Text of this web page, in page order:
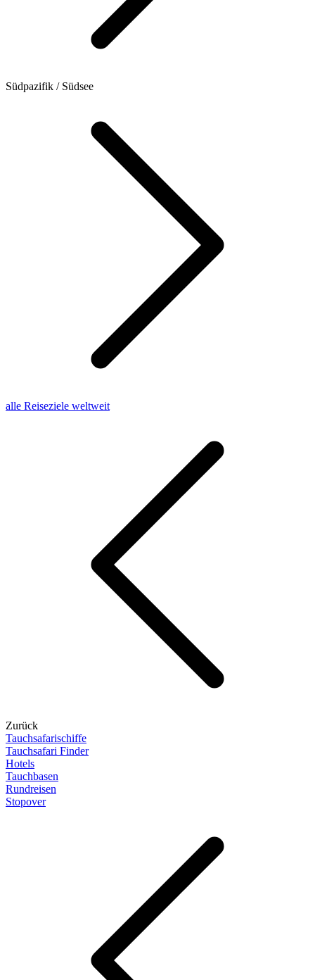
Südpazifik / Südsee
alle Reiseziele weltweit
Zurück
Tauchsafarischiffe
Tauchsafari Finder
Hotels
Tauchbasen
Rundreisen
Stopover